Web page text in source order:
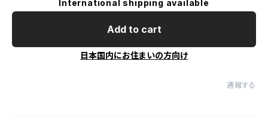
International shipping available
Add to cart
日本国内にお住まいの方向け
通報する